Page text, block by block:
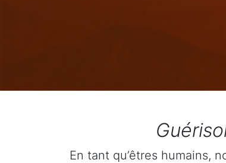
En tant qu’êtres humains,